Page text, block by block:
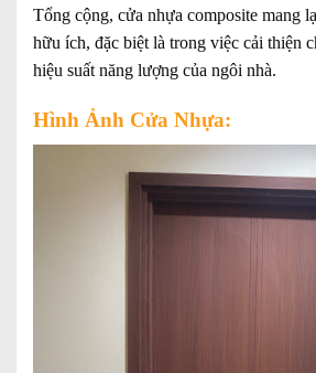
Tổng cộng, cửa nhựa composite mang
hữu ích, đặc biệt là trong việc cải thiện
hiệu suất năng lượng của ngôi nhà.
Hình Ảnh Cửa Nhựa: